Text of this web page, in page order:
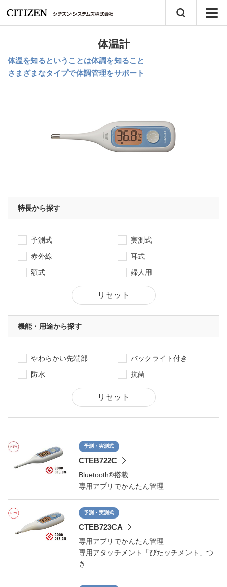
体温計
体温を知るということは体調を知ること
さまざまなタイプで体調管理をサポート
特長から探す
予測式
実測式
赤外線
耳式
額式
婦人用
リセット
機能・用途から探す
やわらかい先端部
バックライト付き
防水
抗菌
リセット
予測・実測式
CTEB722C
Bluetooth®搭載
専用アプリでかんたん管理
予測・実測式
CTEB723CA
専用アプリでかんたん管理
専用アタッチメント「ぴたッチメント」つ
き